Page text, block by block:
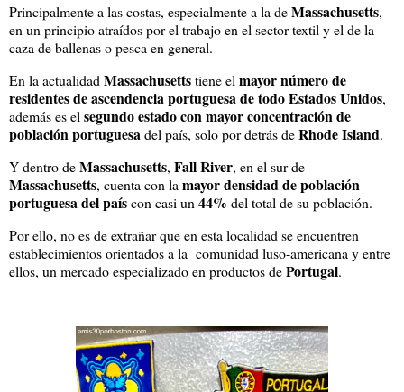
Principalmente a las costas, especialmente a la deMassachusetts,
en un principio atraídos por el trabajo en el sector textil y el de la
caza de ballenas o pesca en general.
En la actualidad Massachusettstiene el mayor número de
residentes de ascendencia portuguesa de todo Estados Unidos,
además es el segundo estado con mayor concentración de
población portuguesadel país, solo por detrás deRhode Island.
Y dentro deMassachusetts, Fall River, en el sur de
Massachusetts, cuenta con la mayor densidad de población
portuguesa del paíscon casi un 44% del total de su población.
Por ello, no es de extrañar que en esta localidad se encuentren
establecimientos orientados a la comunidad luso-americana y entre
ellos, un mercado especializado en productos dePortugal.